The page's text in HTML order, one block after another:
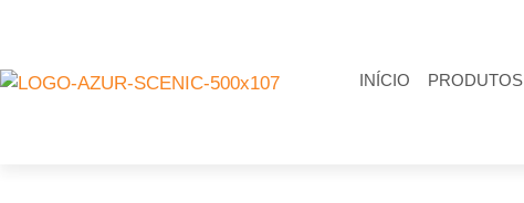
INÍCIO PRODUTOS